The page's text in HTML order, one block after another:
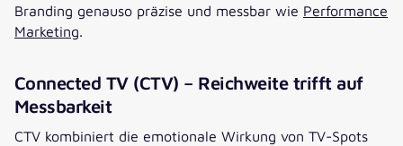
Branding genauso präzise und messbar wie Performance
Marketing
Connected TV (CTV) – Reichweite trifft auf
Messbarkeit
CTV kombiniert die emotionale Wirkung von TV-Spots